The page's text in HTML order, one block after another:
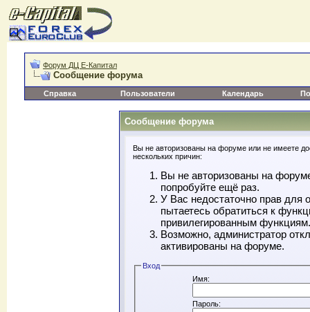
Форум ДЦ Е-Капитал
Сообщение форума
Справка Пользователи Календарь
Сообщение форума
Вы не авторизованы на форуме или не имеете
нескольких причин:
Вы не авторизованы на
попробуйте ещё раз.
У Вас недостаточно прав для
пытаетесь обратиться к
привилегированным функциям.
Возможно, администратор
активированы на форуме.
Вход
Имя:
Пароль: